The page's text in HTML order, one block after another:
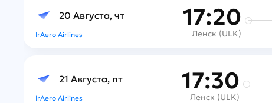
20 Августа, чт
IrAero Airlines
17:20
Ленск (ULK)
21 Августа, пт
IrAero Airlines
17:30
Ленск (ULK)